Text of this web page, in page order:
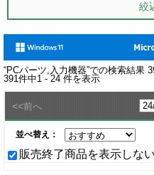
絞
“PCパーツ,入力機器”での検索結果
391件中1 - 24 件を表示
<<前へ
並べ替え：
販売終了商品を表示しない